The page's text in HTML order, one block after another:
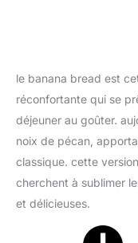
le banana bread est
réconfortante qui se
déjeuner au goûter.
noix de pécan,
classique. cette
cherchent à sublimer
et délicieuses.